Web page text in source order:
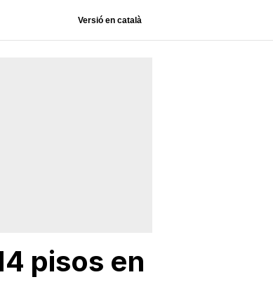
Versió en català
pisos en